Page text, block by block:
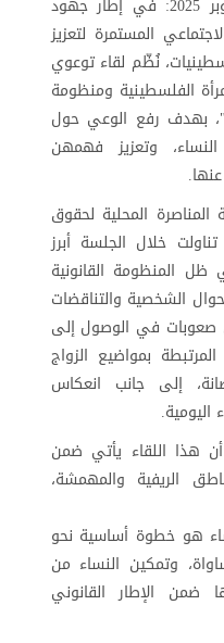
المستمرة لتعزيز
نُظّم لقاء توعوي
الفلسطينية ومنظومة
بهدف رفع الوعي حول
وتعزيز فهمهن
المحلية لحقوق
خلال الجلسة أبرز
ظل المنظومة القانونية
الشخصية والتناقضات
صعوبات في الوصول إلى
بمواضيع الزواج
إلى جانب انعكاس
اليومية.
هذا اللقاء يأتي ضمن
الريفية والمهمشة،
هو خطوة أساسية نحو
وتمكين النساء من
ضمن الإطار القانوني